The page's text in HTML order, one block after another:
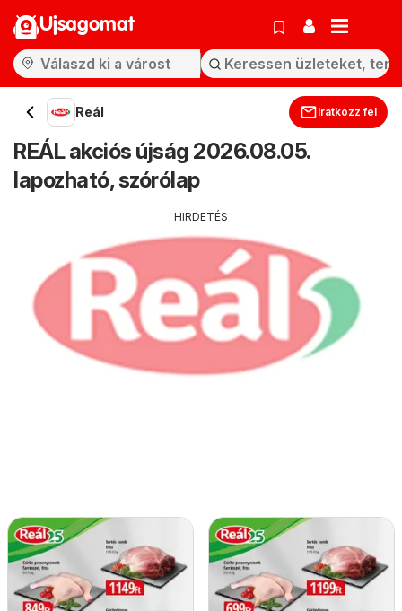
Ujsagomat
Reál Iratkozz fel
REÁL akciós újság 2026.08.05.
lapozható, szórólap
HIRDETÉS